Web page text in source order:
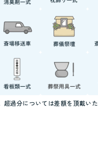
過分については差額を頂戴いた